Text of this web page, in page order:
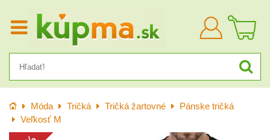
Prihlásiť
sa
Úvod Móda Tričká Tričká žartovné
Pánske tričká
Veľkosť M